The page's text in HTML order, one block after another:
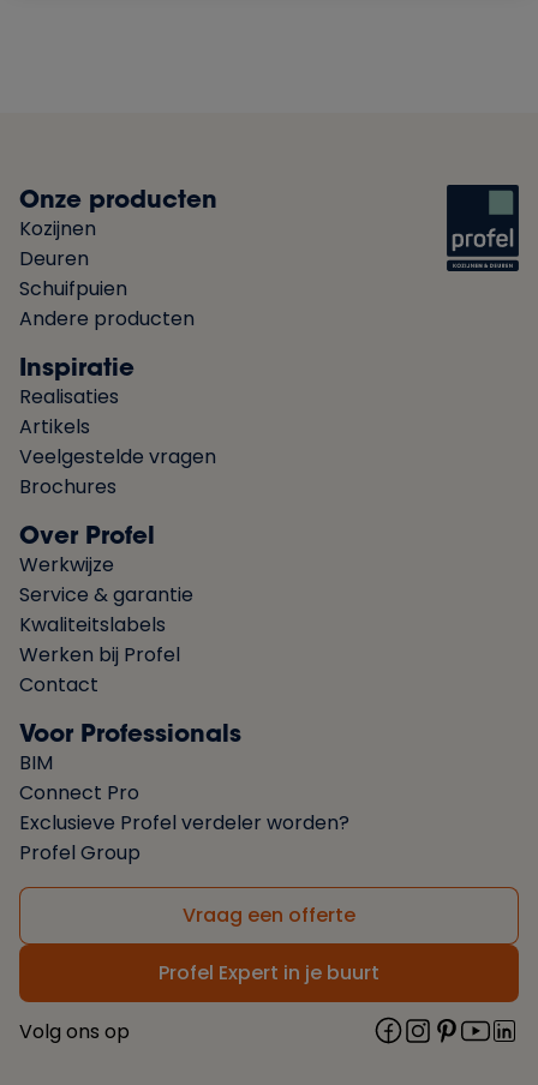
Onze producten
Kozijnen
Deuren
Schuifpuien
Andere producten
Inspiratie
Realisaties
Artikels
Veelgestelde vragen
Brochures
Over Profel
Werkwijze
Service & garantie
Kwaliteitslabels
Werken bij Profel
Contact
Voor Professionals
BIM
Connect Pro
Exclusieve Profel verdeler worden?
Profel Group
Vraag een offerte
Profel Expert in je buurt
Volg ons op